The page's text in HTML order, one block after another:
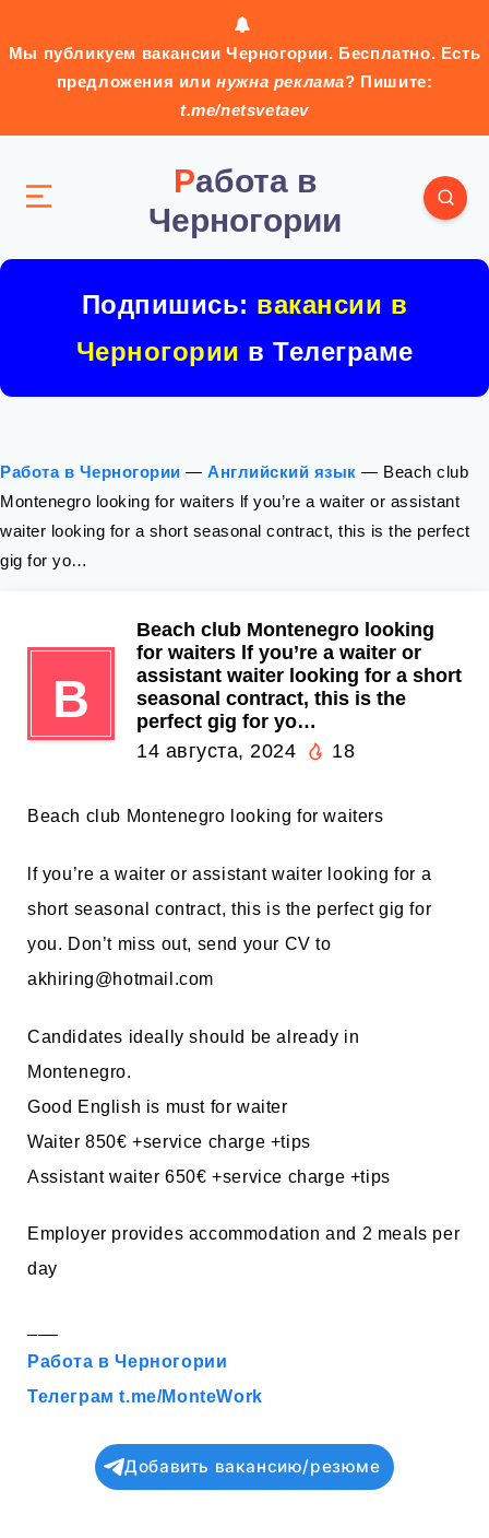
Мы публикуем вакансии Черногории. Бесплатно. Есть
предложения илинужна реклама? Пишите:
t.me/netsvetaev
Работа в
Черногории
Подпишись: вакансии в
Черногории в Телеграме
Работа в Черногории — Английский язык — Beach club
Montenegro looking for waiters lf you’re a waiter or assistant
waiter looking for a short seasonal contract, this is the perfect
gig for yo…
B
Beach club Montenegro looking
for waiters lf you’re a waiter or
assistant waiter looking for a short
seasonal contract, this is the
perfect gig for yo…
14 августа, 2024
18
Beach club Montenegro looking for waiters
lf you’re a waiter or assistant waiter looking for a
short seasonal contract, this is the perfect gig for
you. Don’t miss out, send your CV to
akhiring@hotmail.com
Candidates ideally should be already in
Montenegro.
Good English is must for waiter
Waiter 850€ +service charge +tips
Assistant waiter 650€ +service charge +tips
Employer provides accommodation and 2 meals per
day
Работа в Черногории
Телеграм t.me/MonteWork
Добавить вакансию/резюме